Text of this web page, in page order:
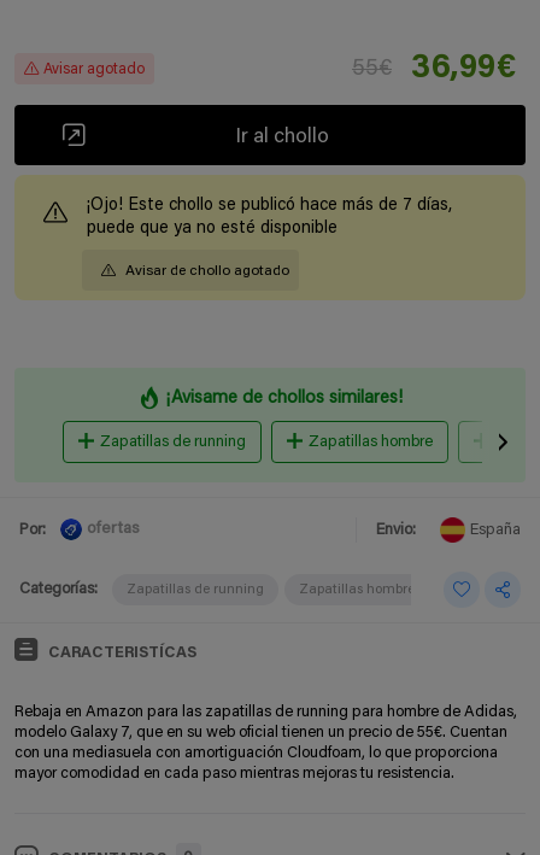
Avisar agotado 55€ 36,99€
Ir al chollo
¡Ojo! Este chollo se publicó hace más de 7 días,
puede que ya no esté disponible
Avisar de chollo agotado
¡Avisame de chollos similares!
Zapatillas de running Zapatillas hombre Trail
Por: ofertas Envio: España
Categorías: Zapatillas de running Zapatillas hombre
CARACTERISTÍCAS
Rebaja en Amazon para las zapatillas de running para hombre de Adidas,
modelo Galaxy 7, que en su web oficial tienen un precio de 55€. Cuentan
con una mediasuela con amortiguación Cloudfoam, lo que proporciona
mayor comodidad en cada paso mientras mejoras tu resistencia.